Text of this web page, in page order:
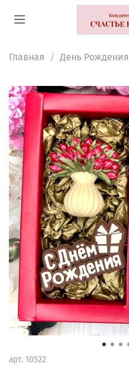
Главная День Рождения
арт. 10522